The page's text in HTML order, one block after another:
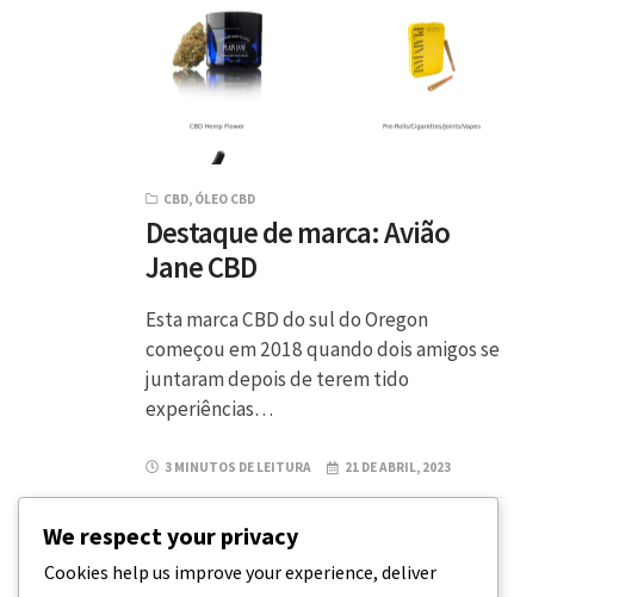
CBD, ÓLEO CBD
Destaque de marca: Avião
Jane CBD
Esta marca CBD do sul do Oregon
começou em 2018 quando dois amigos se
juntaram depois de terem tido
experiências…
3 MINUTOS DE LEITURA 21 DE ABRIL, 2023
We respect your privacy
Cookies help us improve your experience, deliver